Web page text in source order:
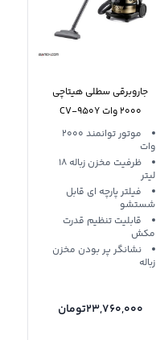
جاروبرقی سطلی هیتاچی
2000 وات CV-950Y
Hitachi Vacuum Cleaner
موتور توانمند 2000
وات
ظرفیت مخزن زباله 18
لیتر
فیلتر پارچه ای قابل
شستشو
قابلیت تنظیم قدرت
مکش
نشانگر پر بودن مخزن
زباله
23,760,000تومان